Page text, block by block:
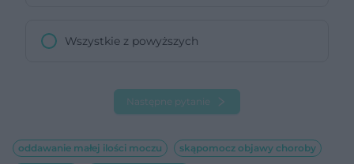
Wszystkie z powyższych
Następne pytanie
oddawanie małej ilości moczu
skąpomocz objawy choroby